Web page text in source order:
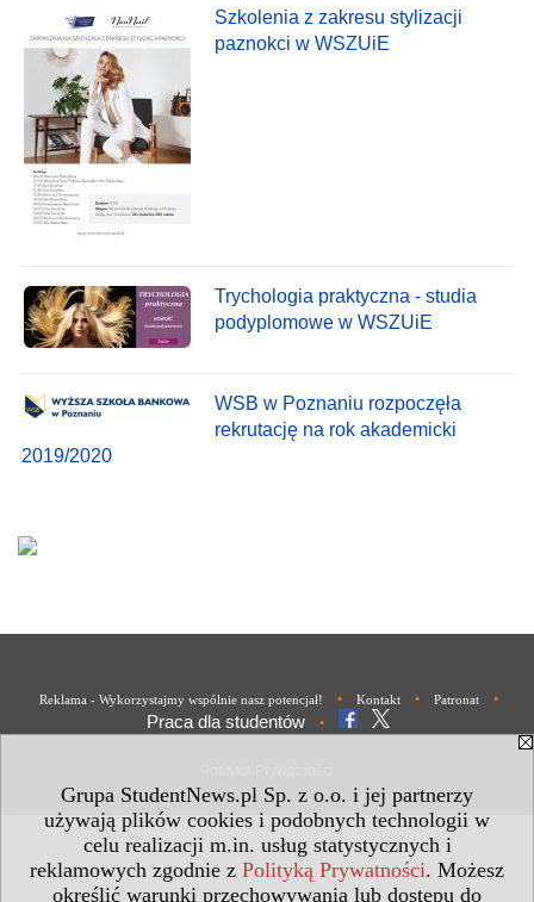
Grupa StudentNews.pl Sp. z o.o. i jej partnerzy
używają plików cookies i podobnych technologii w
celu realizacji m.in. usług statystycznych i
reklamowych zgodnie z Polityką Prywatności. Możesz
określić warunki przechowywania lub dostępu do
Szkolenia z zakresu stylizacji
paznokci w WSZUiE
Trychologia praktyczna - studia
podyplomowe w WSZUiE
WSB w Poznaniu rozpoczęła
rekrutację na rok akademicki
2019/2020
Reklama - Wykorzystajmy wspólnie nasz potencjał! • Kontakt • Patronat •
Praca dla studentów •